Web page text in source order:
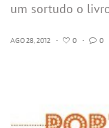
um sortudo o
AGO 28, 2012 • 0 • 0